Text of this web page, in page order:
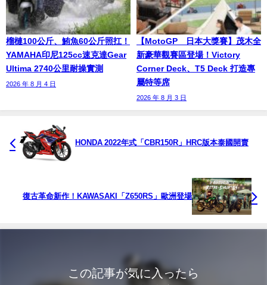
榴槤100公斤、鮪魚60公斤照扛！
YAMAHA印尼125cc速克達Gear
Ultima 2740公里耐操實測
2026 年 8 月 4 日
【MotoGP™日本大獎賽】茂木全
新豪華觀賽區登場！Victory
Corner Deck、T5 Deck 打造專
屬特等席
2026 年 8 月 3 日
HONDA 2022年式「CBR150R」HRC版本泰國開賣
復古革命新作！KAWASAKI「Z650RS」歐洲登場
この記事が気に入ったら